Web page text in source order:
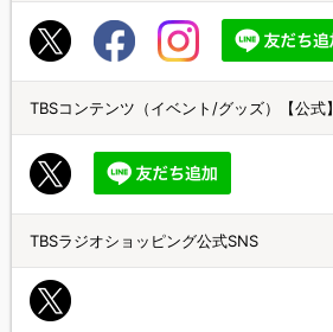
TBSコンテンツ（イベント/グッズ）【公式】
TBSラジオショッピング公式SNS